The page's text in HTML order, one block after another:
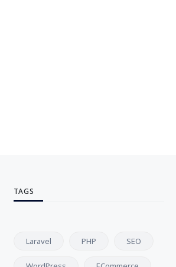
TAGS
Laravel PHP SEO